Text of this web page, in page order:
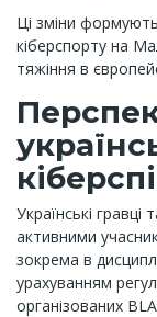
Ці зміни
кіберспорту на
тяжіння в
Українські гравці
активними
зокрема в
урахуванням
організованих